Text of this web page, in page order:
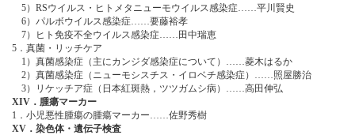
5）RSウイルス・ヒトメタニューモウイルス感染症……平川賢史
6）パルボウイルス感染症……要藤裕孝
7）ヒト免疫不全ウイルス感染症……田中瑞恵
5．真菌・リッチケア
1）真菌感染症（主にカンジダ感染症について）……菱木はるか
2）真菌感染症（ニューモシスチス・イロベチ感染症）……照屋勝治
3）リケッチア症（日本紅斑熱，ツツガムシ病）……高田伸弘
XIV．腫瘍マーカー
1．小児悪性腫瘍の腫瘍マーカー……佐野秀樹
XV．染色体・遺伝子検査